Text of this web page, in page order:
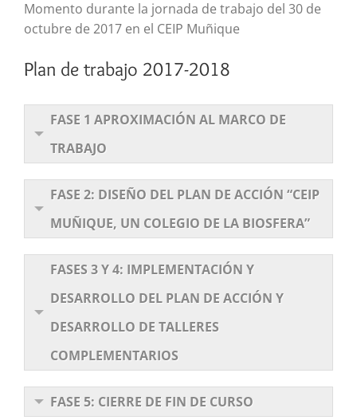
Momento durante la jornada de trabajo del 30 de
octubre de 2017 en el CEIP Muñique
Plan de trabajo 2017-2018
FASE 1 APROXIMACIÓN AL MARCO DE
TRABAJO
FASE 2: DISEÑO DEL PLAN DE ACCIÓN “CEIP
MUÑIQUE, UN COLEGIO DE LA BIOSFERA”
FASES 3 Y 4: IMPLEMENTACIÓN Y
DESARROLLO DEL PLAN DE ACCIÓN Y
DESARROLLO DE TALLERES
COMPLEMENTARIOS
FASE 5: CIERRE DE FIN DE CURSO